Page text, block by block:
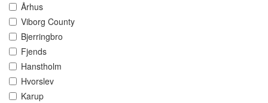
Århus
Viborg County
Bjerringbro
Fjends
Hanstholm
Hvorslev
Karup